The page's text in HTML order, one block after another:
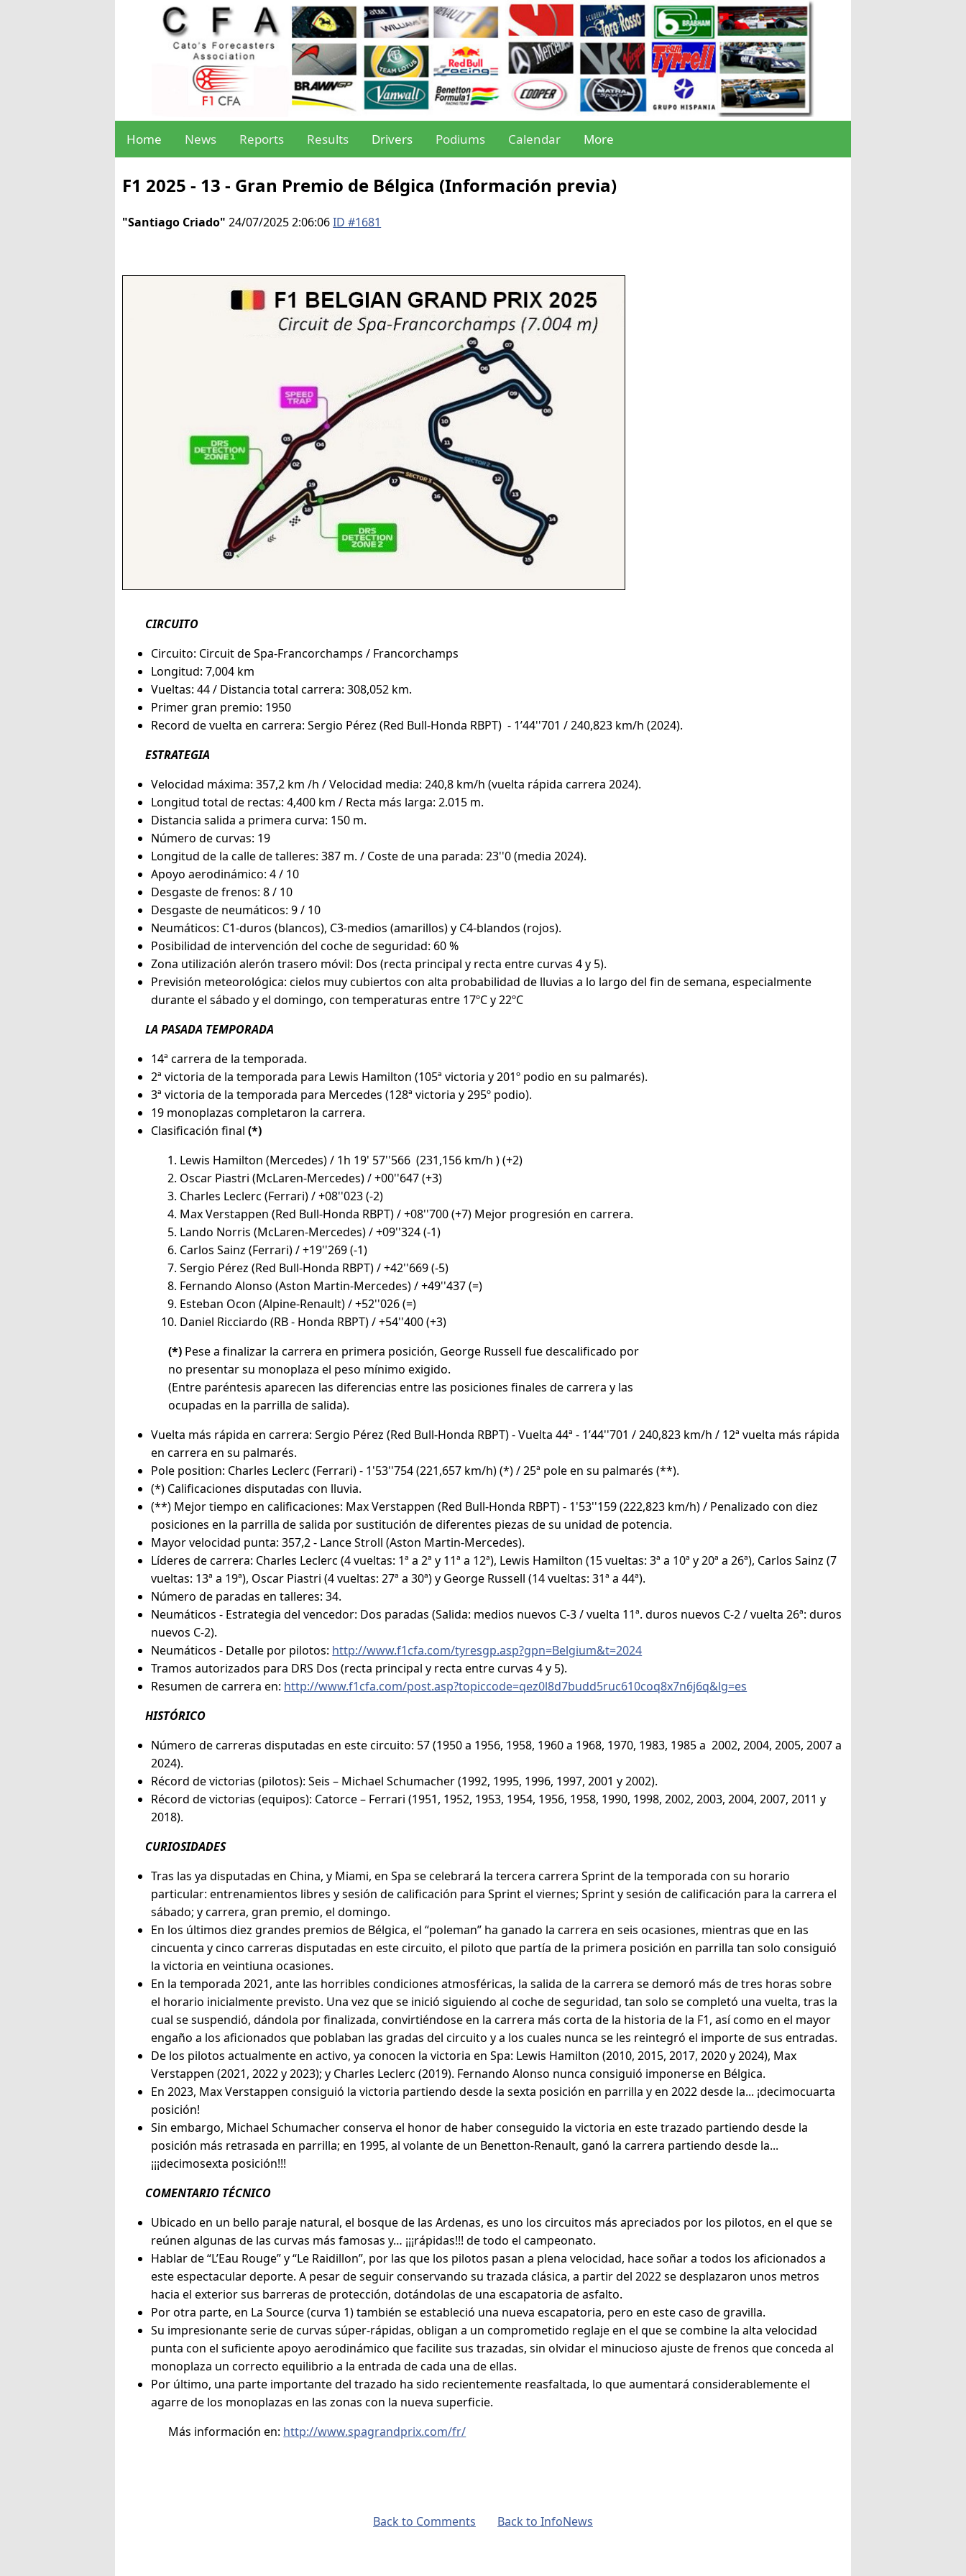
Home News Reports Results Drivers Podiums Calendar More
F1 2025 - 13 - Gran Premio de Bélgica (Información previa)
"Santiago Criado"24/07/2025 2:06:06ID #1681
CIRCUITO
Circuito: Circuit de Spa-Francorchamps / Francorchamps
Longitud: 7,004 km
Vueltas: 44 / Distancia total carrera: 308,052 km.
Primer gran premio: 1950
Record de vuelta en carrera: Sergio Pérez (Red Bull-Honda RBPT) - 1’44''701 / 240,823 km/h (2024).
ESTRATEGIA
Velocidad máxima: 357,2 km /h / Velocidad media: 240,8 km/h (vuelta rápida carrera 2024).
Longitud total de rectas: 4,400 km / Recta más larga: 2.015 m.
Distancia salida a primera curva: 150 m.
Número de curvas: 19
Longitud de la calle de talleres: 387 m. / Coste de una parada: 23''0 (media 2024).
Apoyo aerodinámico: 4 / 10
Desgaste de frenos: 8 / 10
Desgaste de neumáticos: 9 / 10
Neumáticos: C1-duros (blancos), C3-medios (amarillos) y C4-blandos (rojos).
Posibilidad de intervención del coche de seguridad: 60 %
Zona utilización alerón trasero móvil: Dos (recta principal y recta entre curvas 4 y 5).
Previsión meteorológica: cielos muy cubiertos con alta probabilidad de lluvias a lo largo del fin de semana, especialmente
durante el sábado y el domingo, con temperaturas entre 17ºC y 22ºC
LA PASADA TEMPORADA
14ª carrera de la temporada.
2ª victoria de la temporada para Lewis Hamilton (105ª victoria y 201º podio en su palmarés).
3ª victoria de la temporada para Mercedes (128ª victoria y 295º podio).
19 monoplazas completaron la carrera.
Clasificación final(*)
Lewis Hamilton (Mercedes) / 1h 19' 57''566 (231,156 km/h ) (+2)
Oscar Piastri (McLaren-Mercedes) / +00''647 (+3)
Charles Leclerc (Ferrari) / +08''023 (-2)
Max Verstappen (Red Bull-Honda RBPT) / +08''700 (+7) Mejor progresión en carrera.
Lando Norris (McLaren-Mercedes) / +09''324 (-1)
Carlos Sainz (Ferrari) / +19''269 (-1)
Sergio Pérez (Red Bull-Honda RBPT) / +42''669 (-5)
Fernando Alonso (Aston Martin-Mercedes) / +49''437 (=)
Esteban Ocon (Alpine-Renault) / +52''026 (=)
Daniel Ricciardo (RB - Honda RBPT) / +54''400 (+3)
(*) Pese a finalizar la carrera en primera posición, George Russell fue descalificado por
no presentar su monoplaza el peso mínimo exigido.
(Entre paréntesis aparecen las diferencias entre las posiciones finales de carrera y las
ocupadas en la parrilla de salida).
Vuelta más rápida en carrera: Sergio Pérez (Red Bull-Honda RBPT) - Vuelta 44ª - 1’44''701 / 240,823 km/h / 12ª vuelta más rápida
en carrera en su palmarés.
Pole position: Charles Leclerc (Ferrari) - 1'53''754 (221,657 km/h) (*) / 25ª pole en su palmarés (**).
(*) Calificaciones disputadas con lluvia.
(**) Mejor tiempo en calificaciones: Max Verstappen (Red Bull-Honda RBPT) - 1'53''159 (222,823 km/h) / Penalizado con diez
posiciones en la parrilla de salida por sustitución de diferentes piezas de su unidad de potencia.
Mayor velocidad punta: 357,2 - Lance Stroll (Aston Martin-Mercedes).
Líderes de carrera: Charles Leclerc (4 vueltas: 1ª a 2ª y 11ª a 12ª), Lewis Hamilton (15 vueltas: 3ª a 10ª y 20ª a 26ª), Carlos Sainz (7
vueltas: 13ª a 19ª), Oscar Piastri (4 vueltas: 27ª a 30ª) y George Russell (14 vueltas: 31ª a 44ª).
Número de paradas en talleres: 34.
Neumáticos - Estrategia del vencedor: Dos paradas (Salida: medios nuevos C-3 / vuelta 11ª. duros nuevos C-2 / vuelta 26ª: duros
nuevos C-2).
Neumáticos - Detalle por pilotos: http://www.f1cfa.com/tyresgp.asp?gpn=Belgium&t=2024
Tramos autorizados para DRS Dos (recta principal y recta entre curvas 4 y 5).
Resumen de carrera en: http://www.f1cfa.com/post.asp?topiccode=qez0l8d7budd5ruc610coq8x7n6j6q&lg=es
HISTÓRICO
Número de carreras disputadas en este circuito: 57 (1950 a 1956, 1958, 1960 a 1968, 1970, 1983, 1985 a 2002, 2004, 2005, 2007 a
2024).
Récord de victorias (pilotos): Seis – Michael Schumacher (1992, 1995, 1996, 1997, 2001 y 2002).
Récord de victorias (equipos): Catorce – Ferrari (1951, 1952, 1953, 1954, 1956, 1958, 1990, 1998, 2002, 2003, 2004, 2007, 2011 y
2018).
CURIOSIDADES
Tras las ya disputadas en China, y Miami, en Spa se celebrará la tercera carrera Sprint de la temporada con su horario
particular: entrenamientos libres y sesión de calificación para Sprint el viernes; Sprint y sesión de calificación para la carrera el
sábado; y carrera, gran premio, el domingo.
En los últimos diez grandes premios de Bélgica, el “poleman” ha ganado la carrera en seis ocasiones, mientras que en las
cincuenta y cinco carreras disputadas en este circuito, el piloto que partía de la primera posición en parrilla tan solo consiguió
la victoria en veintiuna ocasiones.
En la temporada 2021, ante las horribles condiciones atmosféricas, la salida de la carrera se demoró más de tres horas sobre
el horario inicialmente previsto. Una vez que se inició siguiendo al coche de seguridad, tan solo se completó una vuelta, tras la
cual se suspendió, dándola por finalizada, convirtiéndose en la carrera más corta de la historia de la F1, así como en el mayor
engaño a los aficionados que poblaban las gradas del circuito y a los cuales nunca se les reintegró el importe de sus entradas.
De los pilotos actualmente en activo, ya conocen la victoria en Spa: Lewis Hamilton (2010, 2015, 2017, 2020 y 2024), Max
Verstappen (2021, 2022 y 2023); y Charles Leclerc (2019). Fernando Alonso nunca consiguió imponerse en Bélgica.
En 2023, Max Verstappen consiguió la victoria partiendo desde la sexta posición en parrilla y en 2022 desde la... ¡decimocuarta
posición!
Sin embargo, Michael Schumacher conserva el honor de haber conseguido la victoria en este trazado partiendo desde la
posición más retrasada en parrilla; en 1995, al volante de un Benetton-Renault, ganó la carrera partiendo desde la...
¡¡¡decimosexta posición!!!
COMENTARIO TÉCNICO
Ubicado en un bello paraje natural, el bosque de las Ardenas, es uno los circuitos más apreciados por los pilotos, en el que se
reúnen algunas de las curvas más famosas y… ¡¡¡rápidas!!! de todo el campeonato.
Hablar de “L’Eau Rouge” y “Le Raidillon”, por las que los pilotos pasan a plena velocidad, hace soñar a todos los aficionados a
este espectacular deporte. A pesar de seguir conservando su trazada clásica, a partir del 2022 se desplazaron unos metros
hacia el exterior sus barreras de protección, dotándolas de una escapatoria de asfalto.
Por otra parte, en La Source (curva 1) también se estableció una nueva escapatoria, pero en este caso de gravilla.
Su impresionante serie de curvas súper-rápidas, obligan a un comprometido reglaje en el que se combine la alta velocidad
punta con el suficiente apoyo aerodinámico que facilite sus trazadas, sin olvidar el minucioso ajuste de frenos que conceda al
monoplaza un correcto equilibrio a la entrada de cada una de ellas.
Por último, una parte importante del trazado ha sido recientemente reasfaltada, lo que aumentará considerablemente el
agarre de los monoplazas en las zonas con la nueva superficie.
Más información en: http://www.spagrandprix.com/fr/
Back to Comments Back to InfoNews